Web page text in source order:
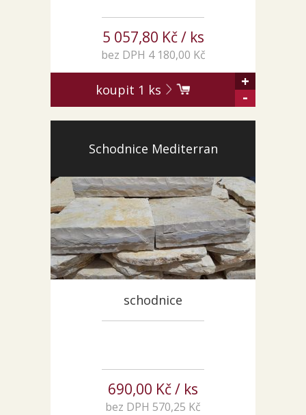
KAMENNÉ DLAŽBY, OBKLADY
MLATOVÉ POVRCHY
ZAKÁZKY NA MÍRU
5 057,80 Kč / ks
bez DPH 4 180,00 Kč
koupit 1 ks
+
-
Schodnice Mediterran
schodnice
690,00 Kč / ks
bez DPH 570,25 Kč